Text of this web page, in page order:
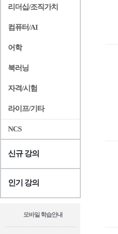
리더십/조직가치
컴퓨터/AI
어학
북러닝
자격/시험
라이프/기타
NCS
신규 강의
인기 강의
모바일 학습안내